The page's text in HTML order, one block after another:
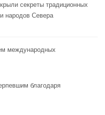
секреты традиционных
народов Севера
международных
благодаря